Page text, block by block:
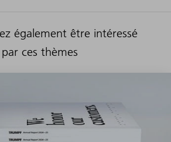
également être intéressé
par ces thèmes